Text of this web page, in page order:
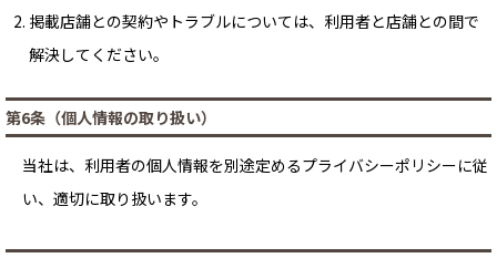
掲載店舗との契約やトラブルについては、利用者と店舗との間で
解決してください。
第6条（個人情報の取り扱い）
当社は、利用者の個人情報を別途定めるプライバシーポリシーに従
い、適切に取り扱います。